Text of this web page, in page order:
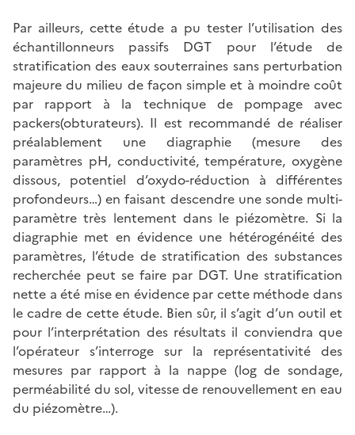
Par ailleurs, cette étude a pu tester l’utilisation des
échantillonneurs passifs DGT pour l’étude de
stratification des eaux souterraines sans perturbation
majeure du milieu de façon simple et à moindre coût
par rapport à la technique de pompage avec
packers(obturateurs). Il est recommandé de réaliser
préalablement une diagraphie (mesure des
paramètres pH, conductivité, température, oxygène
dissous, potentiel d’oxydo-réduction à différentes
profondeurs…) en faisant descendre une sonde multi-
paramètre très lentement dans le piézomètre. Si la
diagraphie met en évidence une hétérogénéité des
paramètres, l’étude de stratification des substances
recherchée peut se faire par DGT. Une stratification
nette a été mise en évidence par cette méthode dans
le cadre de cette étude. Bien sûr, il s’agit d’un outil et
pour l’interprétation des résultats il conviendra que
l’opérateur s’interroge sur la représentativité des
mesures par rapport à la nappe (log de sondage,
perméabilité du sol, vitesse de renouvellement en eau
du piézomètre…).